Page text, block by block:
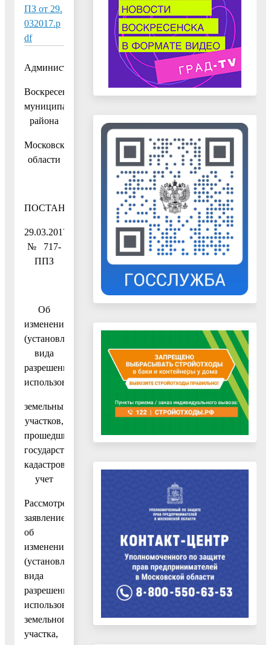
ПЗ от 29.
032017.p
df
Администрация
Воскресенского
муниципального
района
Московской
области
ПОСТАНОВЛЕНИЕ
29.03.2017
№ 717-
ППЗ
Об
изменении
(установлении)
вида
разрешенного
использования
земельных
участков,
прошедших
государственный
кадастровый
учет
Рассмотрев
заявление
об
изменении
(установлении)
вида
разрешенного
использования
земельного
участка,